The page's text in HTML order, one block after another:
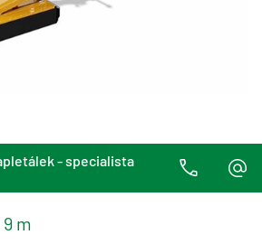
- specialista
m